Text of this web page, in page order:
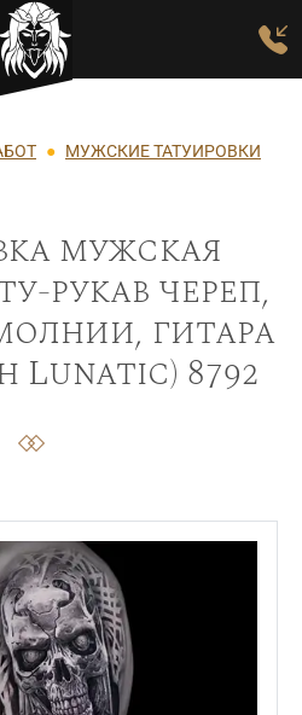
содержанию
МУЖСКИЕ ТАТУИРОВКИ
мужская
рукав череп,
гитара
Lunatic) 8792